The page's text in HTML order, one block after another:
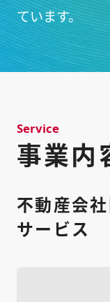
ています。
事業内
Service
不動産会
サービス